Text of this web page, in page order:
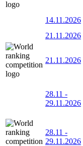
14.11.2026
21.11.2026
21.11.2026
28.11 -
29.11.2026
28.11 -
29.11.2026